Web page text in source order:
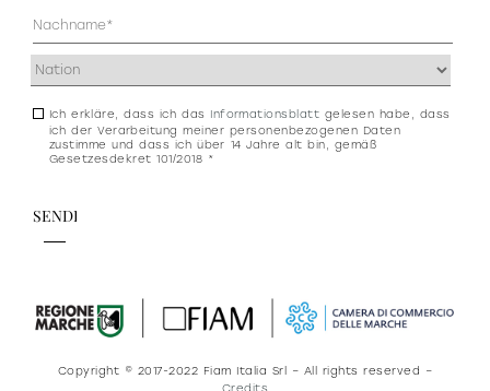
Indirizzo
Consenso
newsletter
Ich erkläre, dass ich das Informationsblatt gelesen habe, dass
ich der Verarbeitung meiner personenbezogenen Daten
zustimme und dass ich über 14 Jahre alt bin, gemäß
Gesetzesdekret 101/2018 *
Copyright © 2017-2022 Fiam Italia Srl – All rights reserved –
Credits